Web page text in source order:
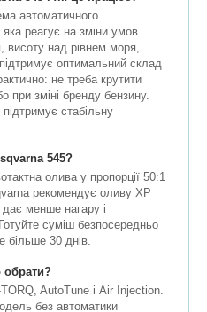
автоматичного
реагує на зміни умов
висоту над рівнем моря,
оптимальний склад
не треба крутити
при зміні бренду бензину.
стабільну
545?
олива у пропорції 50:1
рекомендує оливу XP
менше нагару і
суміш безпосередньо
більше 30 днів.
обрати?
AutoTune і Air Injection.
без автоматики